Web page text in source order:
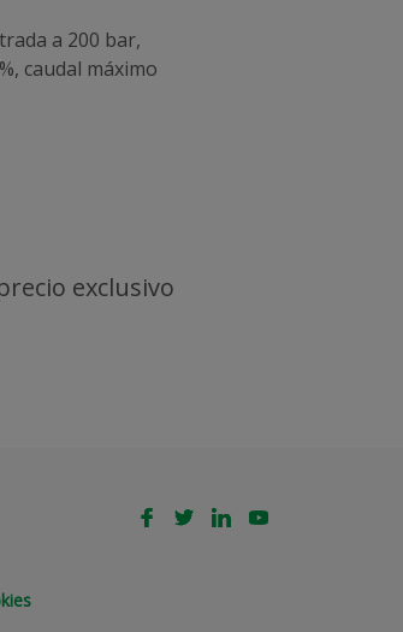
a 200 bar,
caudal máximo
exclusivo